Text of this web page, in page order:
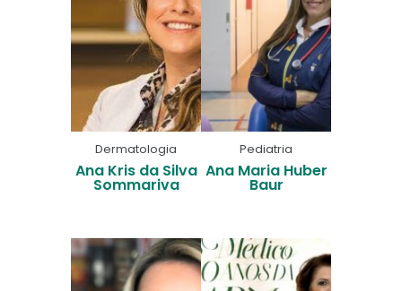
Dermatologia
Ana Kris da Silva
Sommariva
Pediatria
Ana Maria Huber
Baur